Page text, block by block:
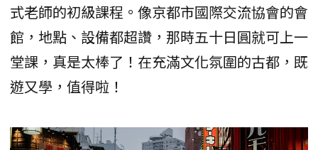
式老師的初級課程。像京都市國際交流協會的會
館，地點、設備都超讚，那時五十日圓就可上一
堂課，真是太棒了！在充滿文化氛圍的古都，既
遊又學，值得啦！